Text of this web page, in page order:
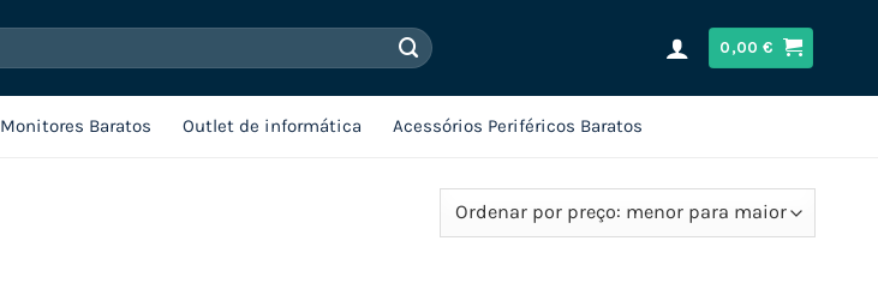
0,00€
Monitores Baratos Outlet de informática Acessórios Periféricos Baratos